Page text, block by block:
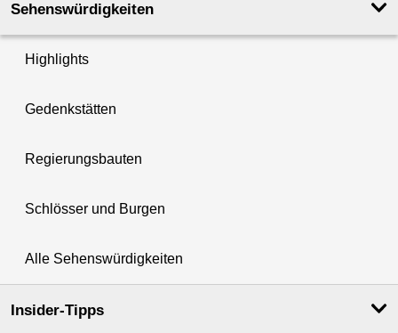
Sehenswürdigkeiten
Highlights
Gedenkstätten
Regierungsbauten
Schlösser und Burgen
Alle Sehenswürdigkeiten
Insider-Tipps